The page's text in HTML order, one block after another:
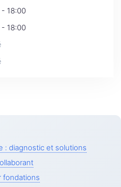
18:00
18:00
: diagnostic et solutions
fondations